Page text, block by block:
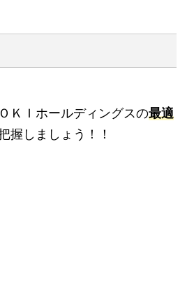
ＫＩホールディングスの最適
握しましょう！！